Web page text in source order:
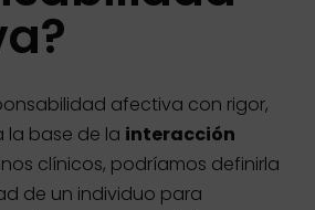
afectiva con rigor,
la base de la interacción
clínicos, podríamos definirla
de un individuo para